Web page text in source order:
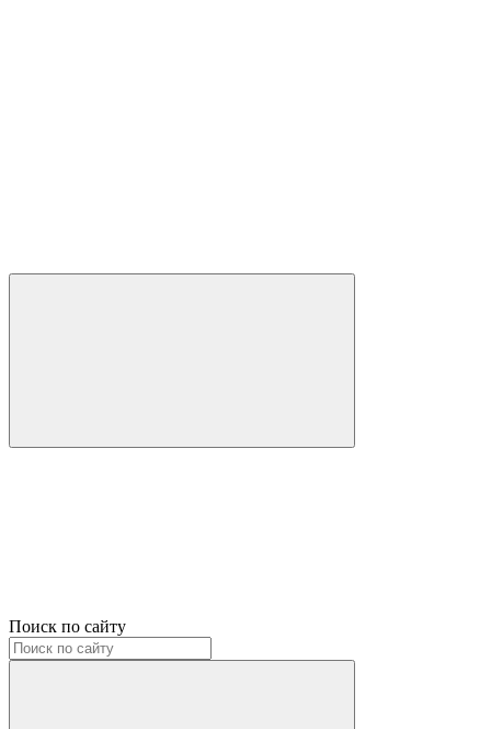
Поиск по сайту